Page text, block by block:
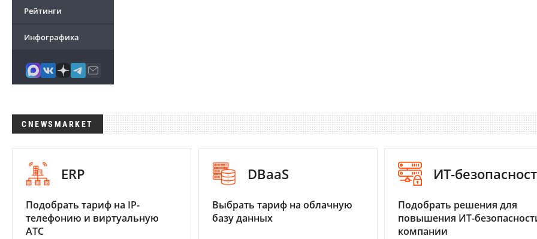
Рейтинги
Инфографика
CNEWSMARKET
ERP
Подобрать тариф на IP-
телефонию и виртуальную
АТС
DBaaS
Выбрать тариф на облачную
базу данных
ИТ-
Подобрать решения для
повышения ИТ-
компании